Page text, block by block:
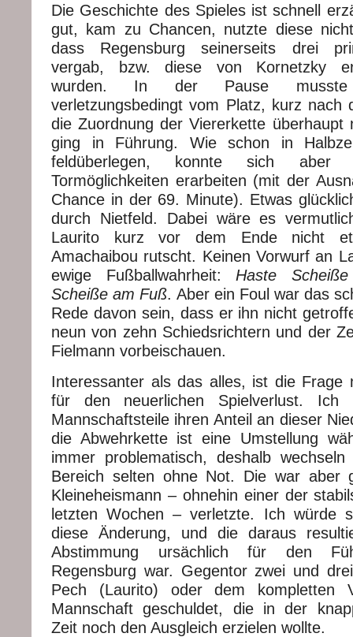
Die Geschichte des Spieles ist schnell
gut, kam zu Chancen, nutzte diese
dass Regensburg seinerseits drei
vergab, bzw. diese von Kornetzky
wurden. In der Pause musste
verletzungsbedingt vom Platz, kurz nach
die Zuordnung der Viererkette überhaupt
ging in Führung. Wie schon in
feldüberlegen, konnte sich aber
Tormöglichkeiten erarbeiten (mit der
Chance in der 69. Minute). Etwas
durch Nietfeld. Dabei wäre es
Laurito kurz vor dem Ende nicht
Amachaibou rutscht. Keinen Vorwurf an
ewige Fußballwahrheit: Haste
Scheiße am Fuß. Aber ein Foul war das
Rede davon sein, dass er ihn nicht
neun von zehn Schiedsrichtern und der
Fielmann vorbeischauen.
Interessanter als das alles, ist die Frage
für den neuerlichen Spielverlust. Ich
Mannschaftsteile ihren Anteil an dieser
die Abwehrkette ist eine Umstellung
immer problematisch, deshalb
Bereich selten ohne Not. Die war aber
Kleineheismann – ohnehin einer der
letzten Wochen – verletzte. Ich würde
diese Änderung, und die daraus
Abstimmung ursächlich für den
Regensburg war. Gegentor zwei und
Pech (Laurito) oder dem kompletten
Mannschaft geschuldet, die in der
Zeit noch den Ausgleich erzielen wollte.